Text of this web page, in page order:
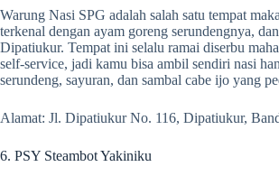
Warung Nasi SPG adalah salah satu tempat
terkenal dengan ayam goreng serundengnya,
Dipatiukur. Tempat ini selalu ramai diserbu
self-service, jadi kamu bisa ambil sendiri nasi
serundeng, sayuran, dan sambal cabe ijo yang
Alamat: Jl. Dipatiukur No. 116, Dipatiukur,
6. PSY Steambot Yakiniku